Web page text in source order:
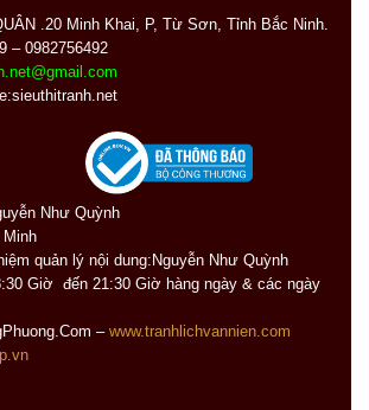
.20 Minh Khai, P, Từ Sơn, Tỉnh Bắc Ninh.
– 0982756492
website:sieuthitranh.net
Như Quỳnh
Minh
quản lý nội dung:Nguyễn Như Quỳnh
Giờ đến 21:30 Giờ hàng ngày & các ngày
– www.tranhlichvannien.com